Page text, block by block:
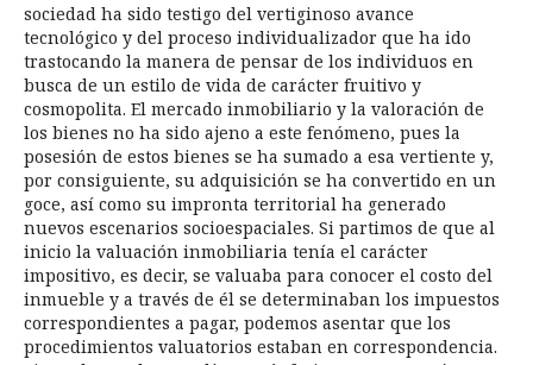
sociedad ha sido testigo del vertiginoso avance
tecnológico y del proceso individualizador que ha ido
trastocando la manera de pensar de los individuos en
busca de un estilo de vida de carácter fruitivo y
cosmopolita. El mercado inmobiliario y la valoración de
los bienes no ha sido ajeno a este fenómeno, pues la
posesión de estos bienes se ha sumado a esa vertiente y,
por consiguiente, su adquisición se ha convertido en un
goce, así como su impronta territorial ha generado
nuevos escenarios socioespaciales. Si partimos de que al
inicio la valuación inmobiliaria tenía el carácter
impositivo, es decir, se valuaba para conocer el costo del
inmueble y a través de él se determinaban los impuestos
correspondientes a pagar, podemos asentar que los
procedimientos valuatorios estaban en correspondencia.